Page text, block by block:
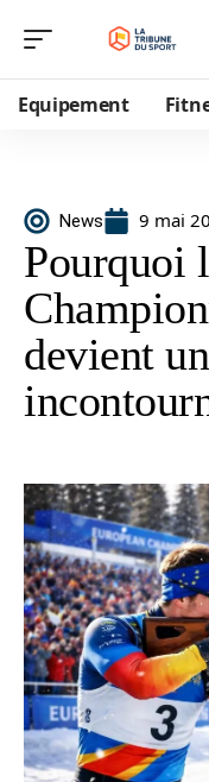
Equipement
News 9 mai
Pourquoi
devient